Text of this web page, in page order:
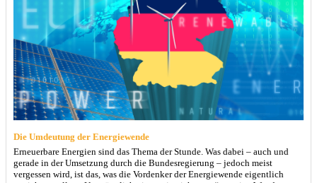
Die Umdeutung der Energiewende
Erneuerbare Energien sind das Thema der Stunde. Was dabei – auch und
gerade in der Umsetzung durch die Bundesregierung – jedoch meist
vergessen wird, ist das, was die Vordenker der Energiewende eigentlich